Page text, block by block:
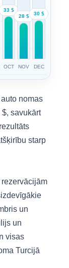
33 $
OCT
28 $
NOV
30 $
DEC
nomas
savukārt
starp
un
un
visas
Turcijā